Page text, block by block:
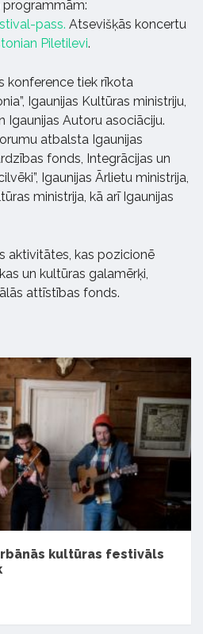
pass. Atsevišķās koncertu
Piletilevi.
konference tiek rīkota
Igaunijas Kultūras ministriju,
Igaunijas Autoru asociāciju.
atbalsta Igaunijas
fonds, Integrācijas un
Igaunijas Ārlietu ministrija,
ministrija, kā arī Igaunijas
aktivitātes, kas pozicionē
un kultūras galamērķi,
attīstības fonds.
kultūras festivāls